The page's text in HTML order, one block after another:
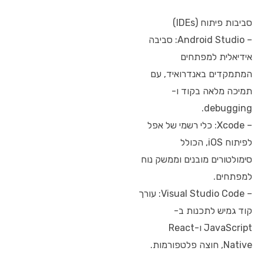
סביבות פיתוח (IDEs)
– Android Studio: סביבה
אידיאלית למפתחים
המתמקדים באנדרואיד, עם
תמיכה מלאה בקוד ו-
debugging.
– Xcode: כלי רשמי של אפל
לפיתוח iOS, הכולל
סימולטורים מובנים וממשק נוח
למפתחים.
– Visual Studio Code: עורך
קוד גמיש לתכנות ב-
JavaScript ו-React
Native, חוצה פלטפורמות.